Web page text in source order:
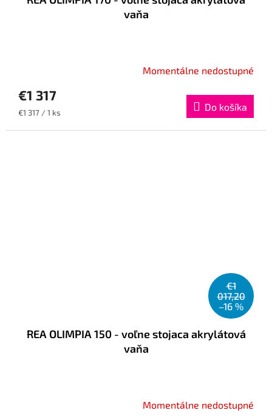
vaňa
Momentálne nedostupné
€1 317
Jednotková
€1 317 / 1 ks Do košíka
€1
017,20
–16 %
REA OLIMPIA 150 - voľne stojaca akrylátová
vaňa
Momentálne nedostupné